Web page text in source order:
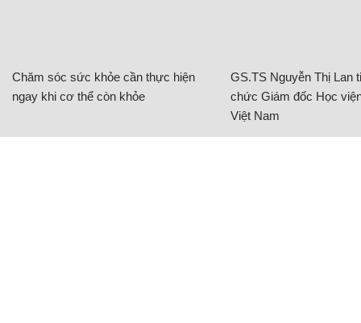
Chăm sóc sức khỏe cần thực hiện
ngay khi cơ thể còn khỏe
GS.TS Nguyễn Thị Lan
chức Giám đốc Học
Việt Nam